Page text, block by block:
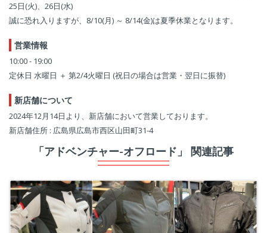
25日(火)、26日(水)
誠に恐れ入りますが、8/10(月) ～ 8/14(金)は夏季休業となります。
営業情報
10:00 - 19:00
定休日 水曜日 ＋ 第2/4火曜日 (祝日の場合は営業・翌日に振替)
新店舗について
2024年12月14日より、新店舗において営業しております。
新店舗住所 : 広島県広島市西区山田町31-4
「アドベンチャー-オフロード」 関連記事